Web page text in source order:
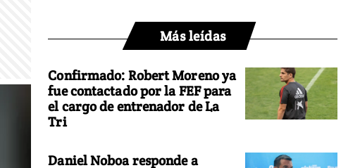
Más leídas
Confirmado: Robert Moreno ya
fue contactado por la FEF para
el cargo de entrenador de La
Tri
Daniel Noboa responde a